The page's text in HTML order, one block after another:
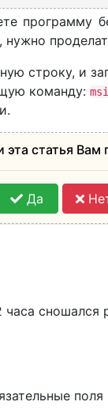
программу
нужно
строку, и
команду:
эта статья Вам
Да
сношался